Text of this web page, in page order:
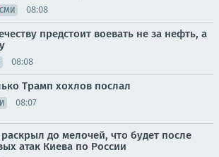
СМИ 08:08
предстоит воевать не за нефть, а
08:08
Трамп хохлов послал
08:07
до мелочей, что будет после
атак Киева по России